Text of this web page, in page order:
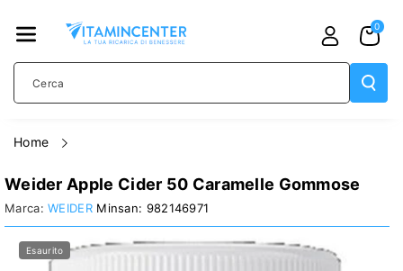
AI CONTE
Cerca
0
home
Weider Apple Cider 50 Caramelle Gommose
WEIDER 982146971
Esaurito
PASSA ALLE
SUL